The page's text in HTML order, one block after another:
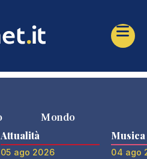
Mondo
Attualità
05 ago 2026
Musica
04 ago